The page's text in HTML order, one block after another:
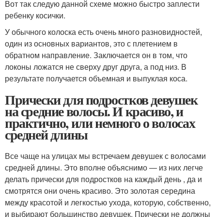
Вот так следую данной схеме можно быстро заплести
ребенку косички.
У обычного колоска есть очень много разновидностей,
один из основных вариантов, это с плетением в
обратном направление. Заключается он в том, что
локоны ложатся не сверху друг друга, а под низ. В
результате получается объемная и выпуклая коса.
Прически для подростков девушек
на средние волосы. И красиво, и
практично, или немного о волосах
средней длины
Все чаще на улицах мы встречаем девушек с волосами
средней длины. Это вполне объяснимо — из них легче
делать прически для подростков на каждый день , да и
смотрятся они очень красиво. Это золотая середина
между красотой и легкостью ухода, которую, собственно,
и выбирают большинство девушек. Прически не должны